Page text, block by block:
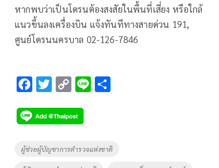
หากพบว่าเป็นโดรนต้องสงสัยในพื้นที่เสี่ยง หรือใกล้
แนวขึ้นลงเครื่องบิน แจ้งทันทีทางสายด่วน 191,
ศูนย์โดรนนครบาล 02-126-7846
F
e
b
o
T
tt
er
C
p
y
Li
Li
Tags
ผู้ช่วยผู้บัญชาการตำรวจแห่งชาติ